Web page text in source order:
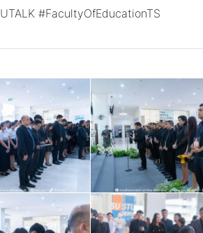
#FacultyOfEducationTS